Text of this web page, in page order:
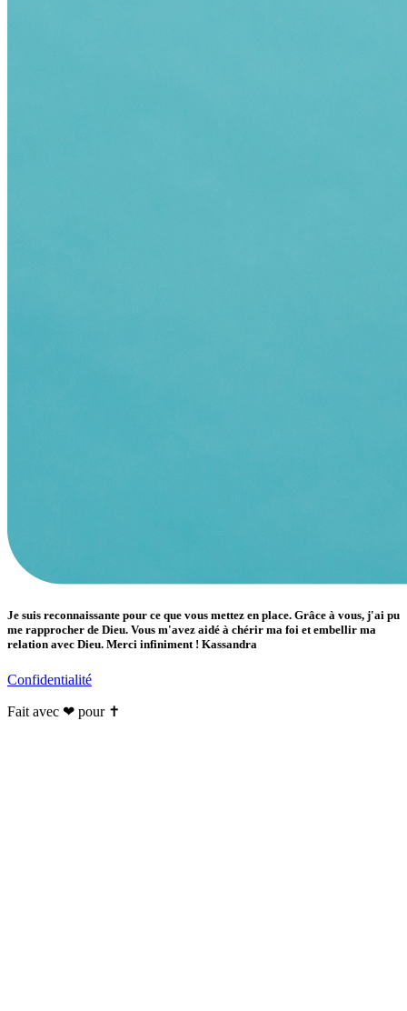
Je suis reconnaissante pour ce que vous mettez en place. Grâce à vous, j'ai pu
me rapprocher de Dieu. Vous m'avez aidé à chérir ma foi et embellir ma
relation avec Dieu. Merci infiniment ! Kassandra
Confidentialité
Fait avec ❤ pour ✝️️